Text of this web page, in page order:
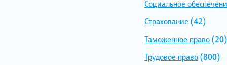
Социальное
Страхование (42)
Таможенное право(20)
Трудовое право(800)